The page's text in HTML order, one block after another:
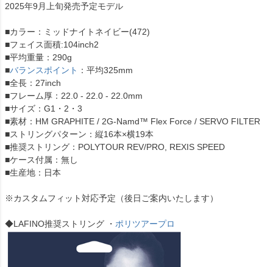
2025年9月上旬発売予定モデル
■カラー：ミッドナイトネイビー(472)
■フェイス面積:104inch2
■平均重量：290g
■バランスポイント ：平均325mm
■全長：27inch
■フレーム厚：22.0 - 22.0 - 22.0mm
■サイズ：G1・2・3
■素材：HM GRAPHITE / 2G-Namd™ Flex Force / SERVO FILTER
■ストリングパターン：縦16本×横19本
■推奨ストリング：POLYTOUR REV/PRO, REXIS SPEED
■ケース付属：無し
■生産地：日本
※カスタムフィット対応予定（後日ご案内いたします）
◆LAFINO推奨ストリング ・ ポリツアープロ